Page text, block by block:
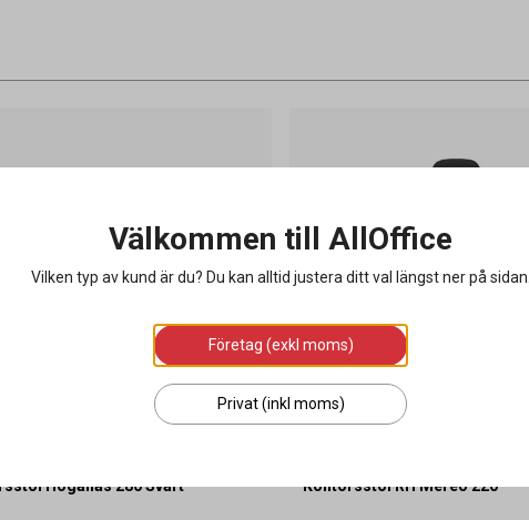
Höganäs 280 Svart Kontorsstol RH Mereo 220
Välkommen till AllOffice
Vilken typ av kund är du? Du kan alltid justera ditt val längst ner på
Företag (exkl moms)
Privat (inkl moms)